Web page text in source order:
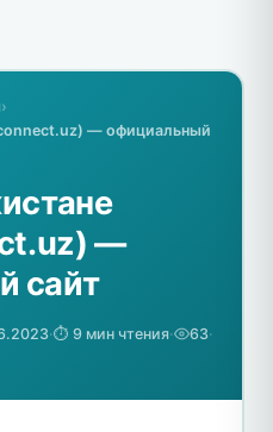
›
— официальный
—
сайт
·⏱️ 9 мин чтения· 63·